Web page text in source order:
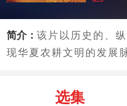
简介：该片以历史的、
现华夏农耕文明的发展
选集